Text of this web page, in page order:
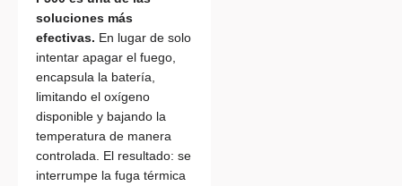
soluciones más
efectivas. En lugar de solo
intentar apagar el fuego,
encapsula la batería,
limitando el oxígeno
disponible y bajando la
temperatura de manera
controlada. El resultado: se
interrumpe la fuga térmica